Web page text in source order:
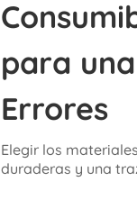
para
Errores
Elegir los
duraderas y una